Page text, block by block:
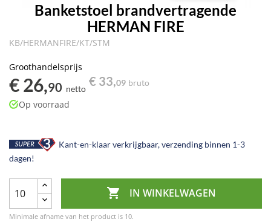
Banketstoel brandvertragende
HERMAN FIRE
KB/HERMANFIRE/KT/STM
Groothandelsprijs
€ 26,90 netto
€ 33,09 bruto
Op voorraad
Kant-en-klaar verkrijgbaar, verzending binnen 1-3
dagen!
 IN WINKELWAGEN
Minimale afname van het product is 10.